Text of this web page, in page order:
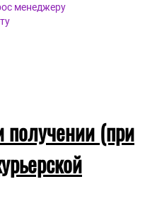
менеджеру
(при